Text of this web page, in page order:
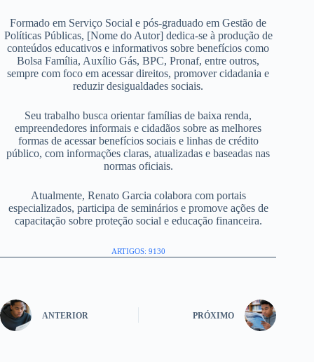
Formado em Serviço Social e pós-graduado em Gestão de
Políticas Públicas, [Nome do Autor] dedica-se à produção de
conteúdos educativos e informativos sobre benefícios como
Bolsa Família, Auxílio Gás, BPC, Pronaf, entre outros,
sempre com foco em acessar direitos, promover cidadania e
reduzir desigualdades sociais.
Seu trabalho busca orientar famílias de baixa renda,
empreendedores informais e cidadãos sobre as melhores
formas de acessar benefícios sociais e linhas de crédito
público, com informações claras, atualizadas e baseadas nas
normas oficiais.
Atualmente, Renato Garcia colabora com portais
especializados, participa de seminários e promove ações de
capacitação sobre proteção social e educação financeira.
ARTIGOS: 9130
ANTERIOR PRÓXIMO